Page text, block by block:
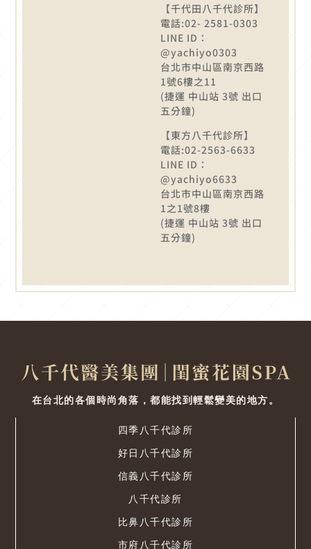
【千代田八千代診所】
電話:02- 2581-0303
LINE ID：
@yachiyo0303
台北市中山區南京西路
1號6樓之11
(捷運 中山站 3號 出口
五分鐘)
【東方八千代診所】
電話:02-2563-6633
LINE ID：
@yachiyo6633
台北市中山區南京西路
1之1號8樓
(捷運 中山站 3號 出口
五分鐘)
在台北的各個時尚角落，都能找到輕鬆變美的地方。
四季八千代診所
好日八千代診所
信義八千代診所
八千代診所
比鼻八千代診所
市府八千代診所